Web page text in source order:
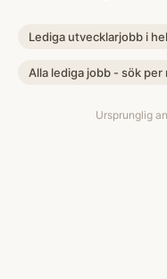
Lediga utvecklarjobb i
Alla lediga jobb - sök per
Ursprunglig